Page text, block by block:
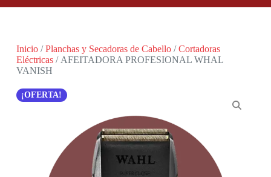
Inicio/Planchas y Secadoras de Cabello/Cortadoras
Eléctricas/ AFEITADORA PROFESIONAL WHAL
VANISH
¡OFERTA!